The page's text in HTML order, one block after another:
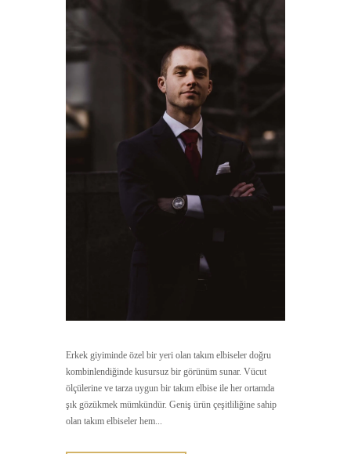
Erkek giyiminde özel bir yeri olan takım elbiseler doğru
kombinlendiğinde kusursuz bir görünüm sunar. Vücut
ölçülerine ve tarza uygun bir takım elbise ile her ortamda
şık gözükmek mümkündür. Geniş ürün çeşitliliğine sahip
olan takım elbiseler hem...